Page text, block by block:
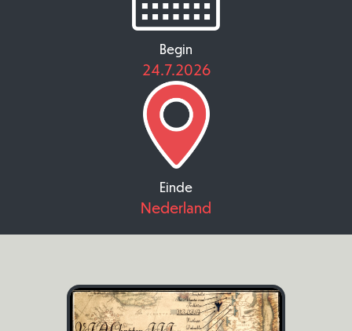
Begin
24.7.2026
Einde
Nederland